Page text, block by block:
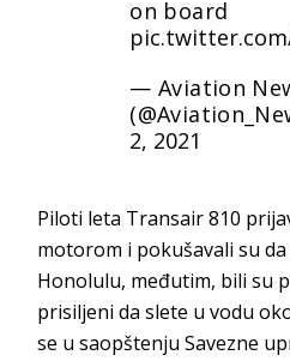
on board
— Aviation
2, 2021
Piloti leta Transair 810
motorom i pokušavali su
Honolulu, međutim, bili su
prisiljeni da slete u vodu
se u saopštenju Savezne